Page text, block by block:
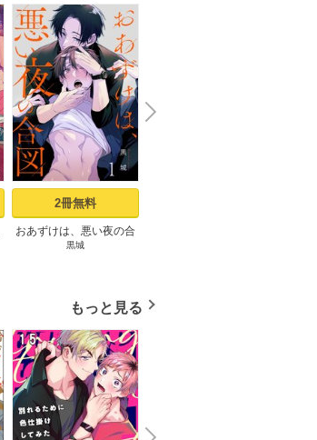
2冊無料
おあずけは、悪い夜の合
図（1）
黒城
N
e
x
t
もっと見る